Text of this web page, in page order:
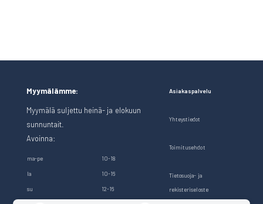
Myymälämme:
Myymälä suljettu heinä- ja elokuun
sunnuntait.
Avoinna:
ma-pe 10-18
la 10-16
su 12-16
Asiakaspalvelu
Yhteystiedot
Toimitusehdot
Tietosuoja- ja
rekisteriseloste